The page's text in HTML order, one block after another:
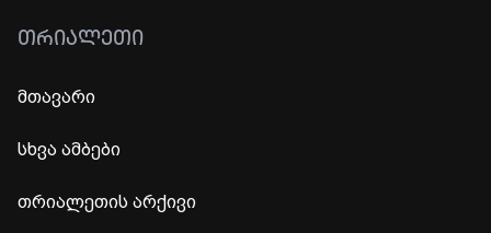
ᲗᲠᲘᲐᲚᲔᲗᲘ
მთავარი
სხვა ამბები
თრიალეთის არქივი